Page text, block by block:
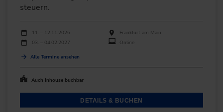
steuern.
Durchführungen
Veranstaltungsdatum Veranstaltungsort
11. – 12.11.2026
Frankfurt am Main
03. – 04.02.2027
Online
Alle Termine ansehen
Auch Inhouse buchbar
DETAILS & BUCHEN